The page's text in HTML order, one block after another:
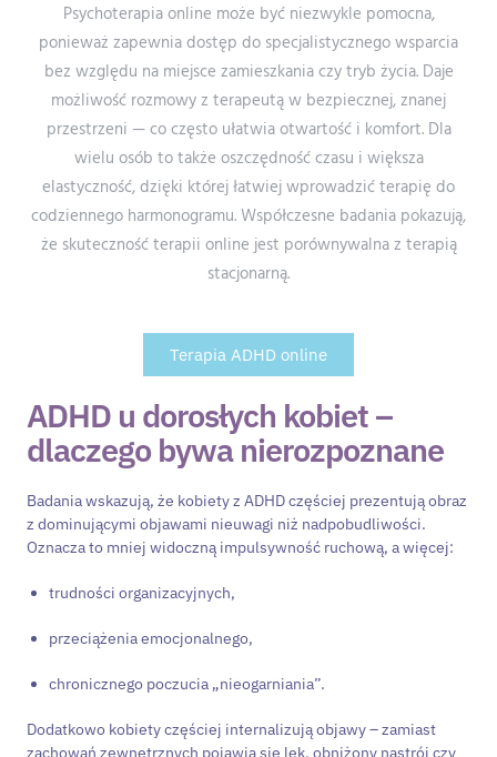
Psychoterapia online może być niezwykle pomocna,
ponieważ zapewnia dostęp do specjalistycznego wsparcia
bez względu na miejsce zamieszkania czy tryb życia. Daje
możliwość rozmowy z terapeutą w bezpiecznej, znanej
przestrzeni — co często ułatwia otwartość i komfort. Dla
wielu osób to także oszczędność czasu i większa
elastyczność, dzięki której łatwiej wprowadzić terapię do
codziennego harmonogramu. Współczesne badania pokazują,
że skuteczność terapii online jest porównywalna z terapią
stacjonarną.
Terapia ADHD online
ADHD u dorosłych kobiet –
dlaczego bywa nierozpoznane
Badania wskazują, że kobiety z ADHD częściej prezentują obraz
z dominującymi objawami nieuwagi niż nadpobudliwości.
Oznacza to mniej widoczną impulsywność ruchową, a więcej:
trudności organizacyjnych,
przeciążenia emocjonalnego,
chronicznego poczucia „nieogarniania”.
Dodatkowo kobiety częściej internalizują objawy – zamiast
zachowań zewnętrznych pojawia się lęk, obniżony nastrój czy